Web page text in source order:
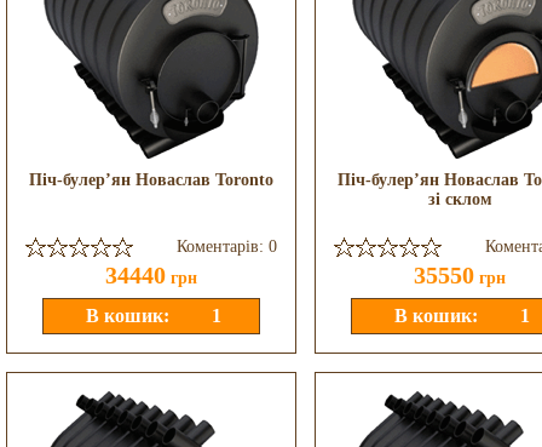
Піч-булер’ян Новаслав Toronto
Коментарів: 0
34440 грн
Піч-булер’ян Новаслав
зі склом
35550 грн